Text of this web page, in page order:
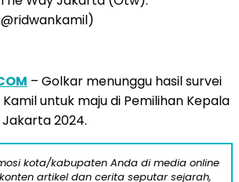
– Golkar menunggu hasil survei
untuk maju di Pemilihan Kepala
2024.
kota/kabupaten Anda di media online
artikel dan cerita seputar sejarah,